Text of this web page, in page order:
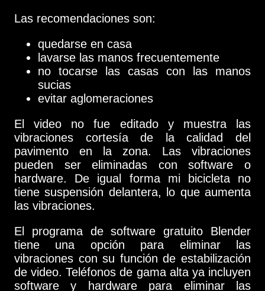
Las recomendaciones son:
quedarse en casa
lavarse las manos frecuentemente
no tocarse las casas con las manos
sucias
evitar aglomeraciones
El video no fue editado y muestra las
vibraciones cortesía de la calidad del
pavimento en la zona. Las vibraciones
pueden ser eliminadas con software o
hardware. De igual forma mi bicicleta no
tiene suspensión delantera, lo que aumenta
las vibraciones.
El programa de software gratuito Blender
tiene una opción para eliminar las
vibraciones con su función de estabilización
de video. Teléfonos de gama alta ya incluyen
software y hardware para eliminar las